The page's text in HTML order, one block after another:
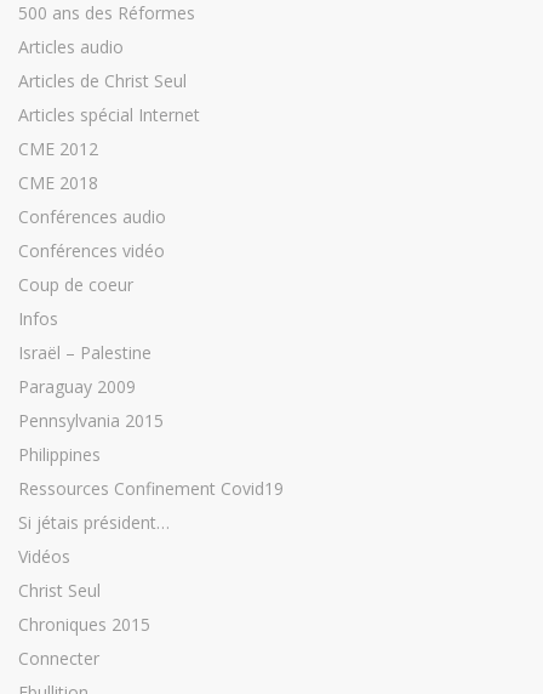
500 ans des Réformes
Articles audio
Articles de Christ Seul
Articles spécial Internet
CME 2012
CME 2018
Conférences audio
Conférences vidéo
Coup de coeur
Infos
Israël – Palestine
Paraguay 2009
Pennsylvania 2015
Philippines
Ressources Confinement Covid19
Si jétais président…
Vidéos
Christ Seul
Chroniques 2015
Connecter